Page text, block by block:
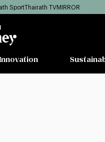
SportThairath TVMIRROR